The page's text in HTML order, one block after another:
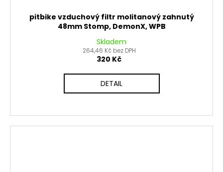
pitbike vzduchový filtr molitanový zahnutý
48mm Stomp, DemonX, WPB
Skladem
264,46 Kč bez DPH
320 Kč
DETAIL